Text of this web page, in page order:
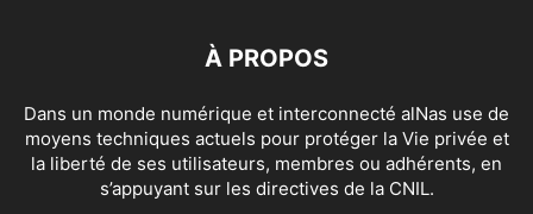
À PROPOS
Dans un monde numérique et interconnecté alNas use de
moyens techniques actuels pour protéger la Vie privée et
la liberté de ses utilisateurs, membres ou adhérents, en
s’appuyant sur les directives de la CNIL.